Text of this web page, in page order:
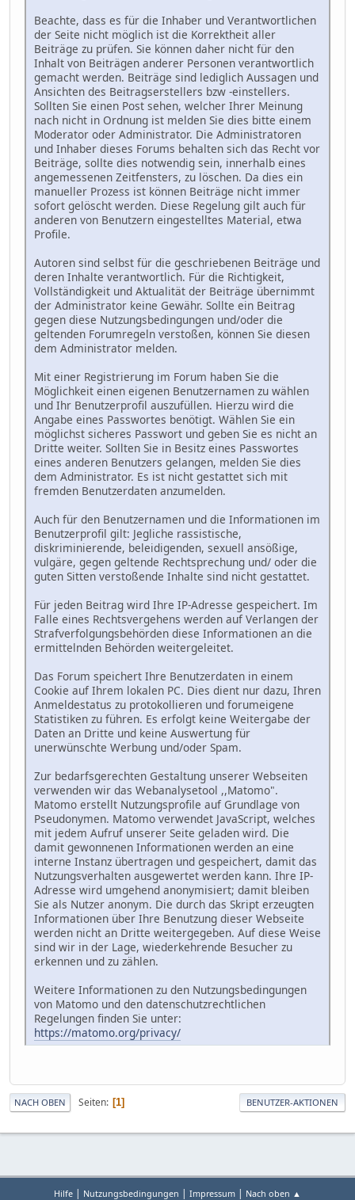
Beachte, dass es für die Inhaber und Verantwortlichen
der Seite nicht möglich ist die Korrektheit aller
Beiträge zu prüfen. Sie können daher nicht für den
Inhalt von Beiträgen anderer Personen verantwortlich
gemacht werden. Beiträge sind lediglich Aussagen und
Ansichten des Beitragserstellers bzw -einstellers.
Sollten Sie einen Post sehen, welcher Ihrer Meinung
nach nicht in Ordnung ist melden Sie dies bitte einem
Moderator oder Administrator. Die Administratoren
und Inhaber dieses Forums behalten sich das Recht vor
Beiträge, sollte dies notwendig sein, innerhalb eines
angemessenen Zeitfensters, zu löschen. Da dies ein
manueller Prozess ist können Beiträge nicht immer
sofort gelöscht werden. Diese Regelung gilt auch für
anderen von Benutzern eingestelltes Material, etwa
Profile.
Autoren sind selbst für die geschriebenen Beiträge und
deren Inhalte verantwortlich. Für die Richtigkeit,
Vollständigkeit und Aktualität der Beiträge übernimmt
der Administrator keine Gewähr. Sollte ein Beitrag
gegen diese Nutzungsbedingungen und/oder die
geltenden Forumregeln verstoßen, können Sie diesen
dem Administrator melden.
Mit einer Registrierung im Forum haben Sie die
Möglichkeit einen eigenen Benutzernamen zu wählen
und Ihr Benutzerprofil auszufüllen. Hierzu wird die
Angabe eines Passwortes benötigt. Wählen Sie ein
möglichst sicheres Passwort und geben Sie es nicht an
Dritte weiter. Sollten Sie in Besitz eines Passwortes
eines anderen Benutzers gelangen, melden Sie dies
dem Administrator. Es ist nicht gestattet sich mit
fremden Benutzerdaten anzumelden.
Auch für den Benutzernamen und die Informationen im
Benutzerprofil gilt: Jegliche rassistische,
diskriminierende, beleidigenden, sexuell ansößige,
vulgäre, gegen geltende Rechtsprechung und/ oder die
guten Sitten verstoßende Inhalte sind nicht gestattet.
Für jeden Beitrag wird Ihre IP-Adresse gespeichert. Im
Falle eines Rechtsvergehens werden auf Verlangen der
Strafverfolgungsbehörden diese Informationen an die
ermittelnden Behörden weitergeleitet.
Das Forum speichert Ihre Benutzerdaten in einem
Cookie auf Ihrem lokalen PC. Dies dient nur dazu, Ihren
Anmeldestatus zu protokollieren und forumeigene
Statistiken zu führen. Es erfolgt keine Weitergabe der
Daten an Dritte und keine Auswertung für
unerwünschte Werbung und/oder Spam.
Zur bedarfsgerechten Gestaltung unserer Webseiten
verwenden wir das Webanalysetool ,,Matomo".
Matomo erstellt Nutzungsprofile auf Grundlage von
Pseudonymen. Matomo verwendet JavaScript, welches
mit jedem Aufruf unserer Seite geladen wird. Die
damit gewonnenen Informationen werden an eine
interne Instanz übertragen und gespeichert, damit das
Nutzungsverhalten ausgewertet werden kann. Ihre IP-
Adresse wird umgehend anonymisiert; damit bleiben
Sie als Nutzer anonym. Die durch das Skript erzeugten
Informationen über Ihre Benutzung dieser Webseite
werden nicht an Dritte weitergegeben. Auf diese Weise
sind wir in der Lage, wiederkehrende Besucher zu
erkennen und zu zählen.
Weitere Informationen zu den Nutzungsbedingungen
von Matomo und den datenschutzrechtlichen
Regelungen finden Sie unter:
https://matomo.org/privacy/
NACH OBEN Seiten 1 BENUTZER-AKTIONEN
Hilfe | Nutzungsbedingungen | Impressum | Nach oben ▲